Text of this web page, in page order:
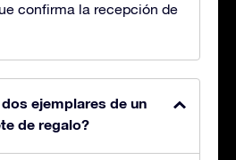
confirma la recepción de
ejemplares de un
de regalo?